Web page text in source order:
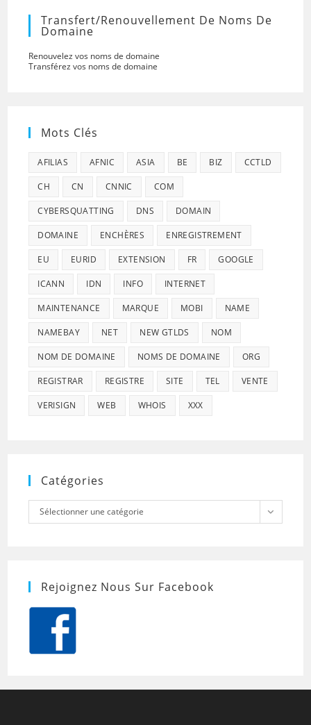
Transfert/renouvellement De Noms De
Domaine
Renouvelez vos noms de domaine
Transférez vos noms de domaine
Mots Clés
AFILIAS AFNIC ASIA BE BIZ CCTLD
CH CN CNNIC COM
CYBERSQUATTING DNS DOMAIN
DOMAINE ENCHÈRES ENREGISTREMENT
EU EURID EXTENSION FR GOOGLE
ICANN IDN INFO INTERNET
MAINTENANCE MARQUE MOBI NAME
NAMEBAY NET NEW GTLDS NOM
NOM DE DOMAINE NOMS DE DOMAINE ORG
REGISTRAR REGISTRE SITE TEL VENTE
VERISIGN WEB WHOIS XXX
Catégories
Catégories
Sélectionner une catégorie
Rejoignez Nous Sur Facebook